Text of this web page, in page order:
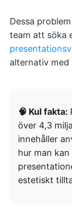
Dessa
team att söka
alternativ
🧠 Kul fakta:
över 4,3
innehåller
hur man
estetiskt